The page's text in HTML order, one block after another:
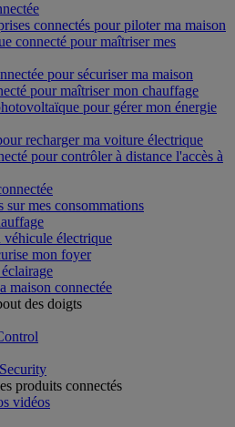
connectés pour piloter ma maison
connecté pour maîtriser mes
pour sécuriser ma maison
pour maîtriser mon chauffage
pour gérer mon énergie
recharger ma voiture électrique
pour contrôler à distance l'accès à
sur mes consommations
véhicule électrique
mon foyer
maison connectée
des doigts
produits connectés
vidéos